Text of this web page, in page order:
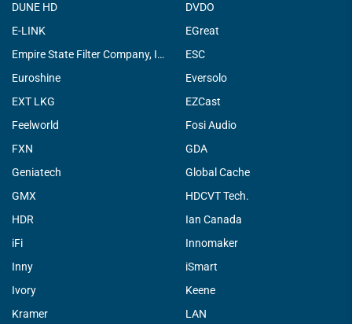
DUNE HD
DVDO
E-LINK
EGreat
Empire State Filter Company, INC.
ESC
Euroshine
Eversolo
EXT LKG
EZCast
Feelworld
Fosi Audio
FXN
GDA
Geniatech
Global Cache
GMX
HDCVT Tech.
HDR
Ian Canada
iFi
Innomaker
Inny
iSmart
Ivory
Keene
Kramer
LAN